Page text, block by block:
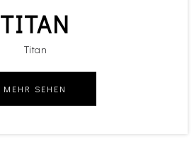
TITAN
Titan
MEHR SEHEN